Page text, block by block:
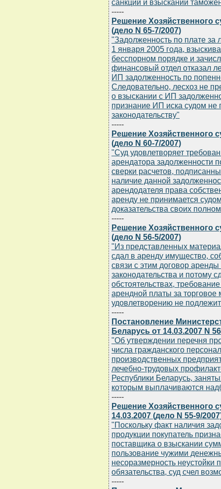
санкций и взыскании
-----
Решение Хозяйственного
(дело N 65-7/2007)
"Задолженность по плате за
1 января 2005 года,
бесспорном порядке и
финансовый отдел отказал
ИП задолженность по
Следовательно, лесхоз не
о взыскании с ИП
признание ИП иска судом не
законодательству"
-----
Решение Хозяйственного
(дело N 60-7/2007)
"Суд удовлетворяет
арендатора задолженности
сверки расчетов,
наличие данной
арендодателя права
аренду не принимается
доказательства своих
-----
Решение Хозяйственного
(дело N 56-5/2007)
"Из представленных
сдал в аренду имущество,
связи с этим договор
законодательства и потому
обстоятельствах,
арендной платы за торговое
удовлетворению не
-----
Постановление
Беларусь от 14.03.2007 N 56
"Об утверждении перечня
числа гражданского
производственных
лечебно-трудовых
Республики Беларусь,
которым выплачиваются
-----
Решение Хозяйственного
14.03.2007 (дело N 55-9/
"Поскольку факт наличия
продукции покупатель
поставщика о взыскании
пользование чужими
несоразмерность неустойки
обязательства, суд счел
-----